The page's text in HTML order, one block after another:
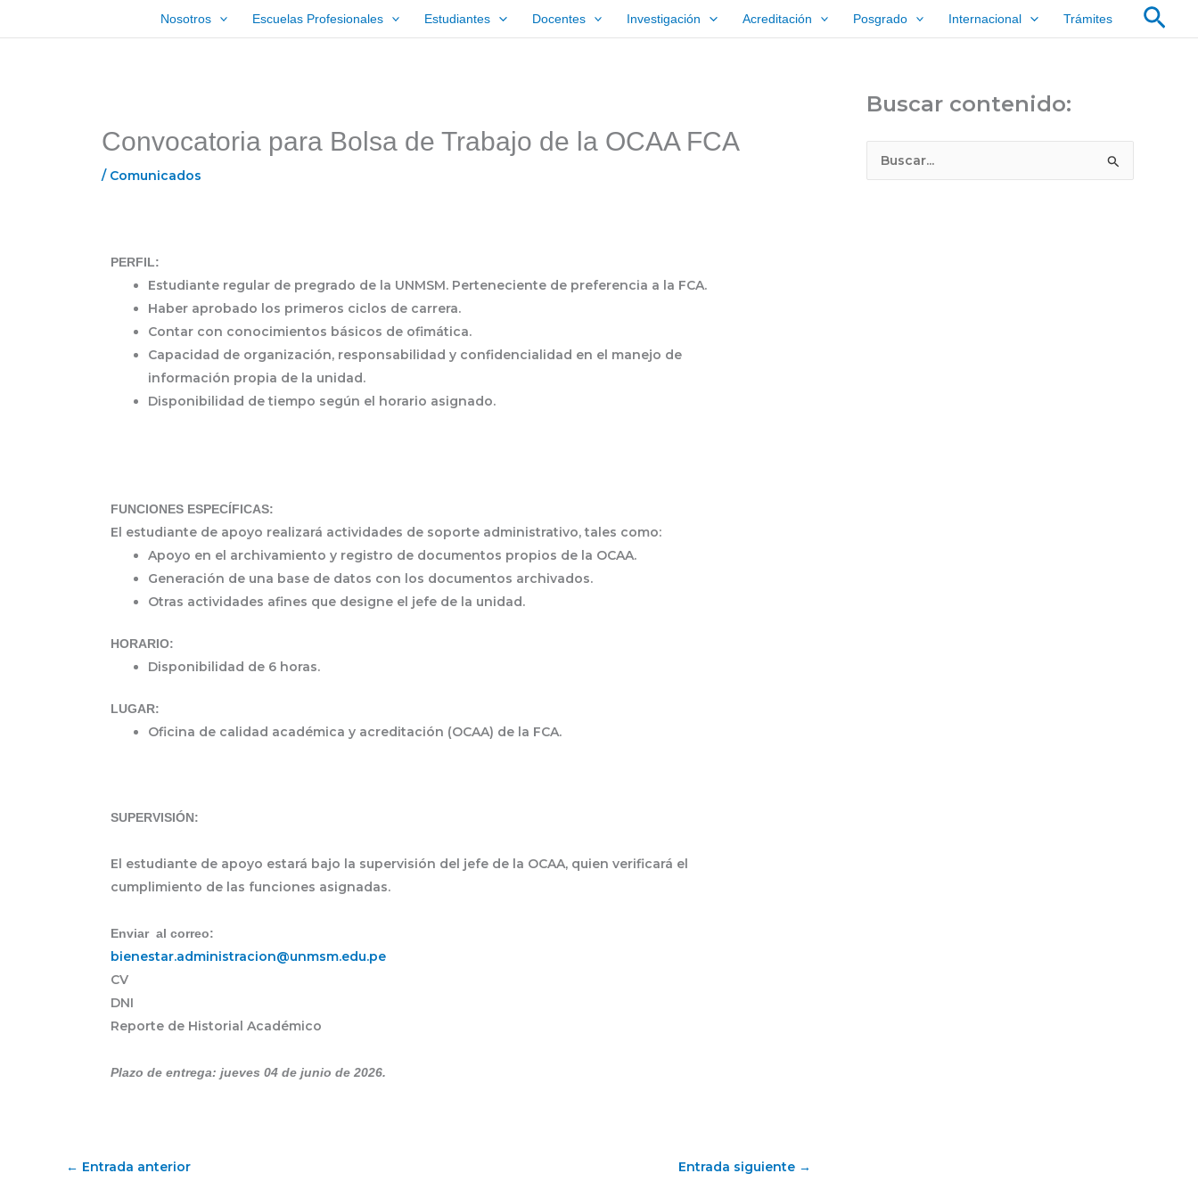
al
Nosotros Escuelas Profesionales Estudiantes Docentes Investigación Acreditación Posgrado Internacional Trámites
Convocatoria para Bolsa de Trabajo de la OCAA FCA
/ Comunicados
PERFIL:
Estudiante regular de pregrado de la UNMSM. Perteneciente de preferencia a la FCA.
Haber aprobado los primeros ciclos de carrera.
Contar con conocimientos básicos de ofimática.
Capacidad de organización, responsabilidad y confidencialidad en el manejo de
información propia de la unidad.
Disponibilidad de tiempo según el horario asignado.
FUNCIONES ESPECÍFICAS:
El estudiante de apoyo realizará actividades de soporte administrativo, tales como:
Apoyo en el archivamiento y registro de documentos propios de la OCAA.
Generación de una base de datos con los documentos archivados.
Otras actividades afines que designe el jefe de la unidad.
HORARIO:
Disponibilidad de 6 horas.
LUGAR:
Oficina de calidad académica y acreditación (OCAA) de la FCA.
SUPERVISIÓN:
El estudiante de apoyo estará bajo la supervisión del jefe de la OCAA, quien verificará el
cumplimiento de las funciones asignadas.
Enviar al correo:
bienestar.administracion@unmsm.edu.pe
CV
DNI
Reporte de Historial Académico
Plazo de entrega: jueves 04 de junio de 2026.
← Entrada anterior Entrada siguiente →
Buscar contenido: